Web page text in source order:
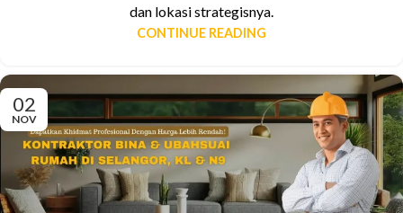
dan lokasi strategisnya.
CONTINUE READING
02
NOV